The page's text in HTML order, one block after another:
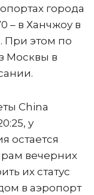
города
– в Ханчжоу в
При этом по
Москвы в
China
у
остается
вечерних
их статус
в аэропорт